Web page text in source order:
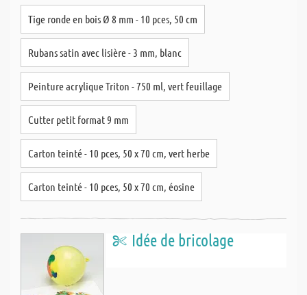
Tige ronde en bois Ø 8 mm - 10 pces, 50 cm
Rubans satin avec lisière - 3 mm, blanc
Peinture acrylique Triton - 750 ml, vert feuillage
Cutter petit format 9 mm
Carton teinté - 10 pces, 50 x 70 cm, vert herbe
Carton teinté - 10 pces, 50 x 70 cm, éosine
Idée de bricolage